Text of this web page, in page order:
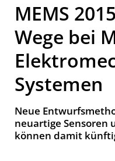
MEMS
Wege bei
Systemen
Neue
neuartige Sensoren
können damit